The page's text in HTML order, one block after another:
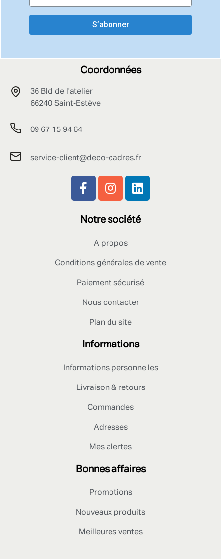
S’abonner
Coordonnées
36 Bld de l'atelier
66240 Saint-Estève
09 67 15 94 64
service-client@deco-cadres.fr
Notre société
A propos
Conditions générales de vente
Paiement sécurisé
Nous contacter
Plan du site
Informations
Informations personnelles
Livraison & retours
Commandes
Adresses
Mes alertes
Bonnes affaires
Promotions
Nouveaux produits
Meilleures ventes